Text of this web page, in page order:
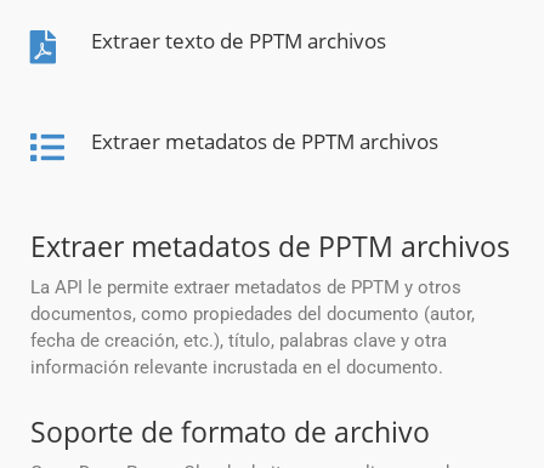
Extraer texto de PPTM archivos
Extraer metadatos de PPTM archivos
Extraer metadatos de PPTM archivos
La API le permite extraer metadatos de PPTM y otros
documentos, como propiedades del documento (autor,
fecha de creación, etc.), título, palabras clave y otra
información relevante incrustada en el documento.
Soporte de formato de archivo